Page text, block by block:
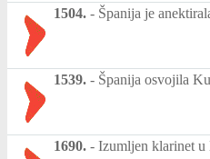
1504. - Španija je
1539. - Španija osvojila
1690. - Izumljen klarinet u